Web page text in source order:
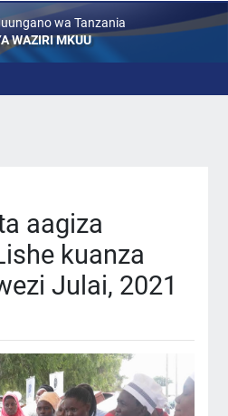
wa Tanzania
WAZIRI MKUU
aagiza
kuanza
Julai, 2021